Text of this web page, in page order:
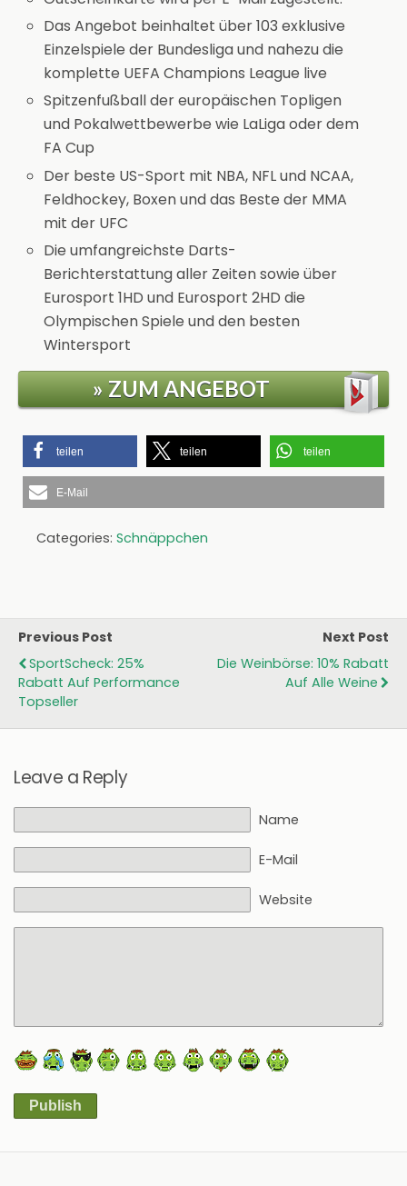
Das Angebot beinhaltet über 103 exklusive
Einzelspiele der Bundesliga und nahezu die
komplette UEFA Champions League live
Spitzenfußball der europäischen Topligen
und Pokalwettbewerbe wie LaLiga oder dem
FA Cup
Der beste US-Sport mit NBA, NFL und NCAA,
Feldhockey, Boxen und das Beste der MMA
mit der UFC
Die umfangreichste Darts-
Berichterstattung aller Zeiten sowie über
Eurosport 1HD und Eurosport 2HD die
Olympischen Spiele und den besten
Wintersport
» ZUM ANGEBOT
teilen teilen teilen
E-Mail
Categories: Schnäppchen
Previous Post
SportScheck: 25%
Rabatt Auf Performance
Topseller
Next Post
Die Weinbörse: 10% Rabatt
Auf Alle Weine
Leave a Reply
Name
E-Mail
Website
Publish